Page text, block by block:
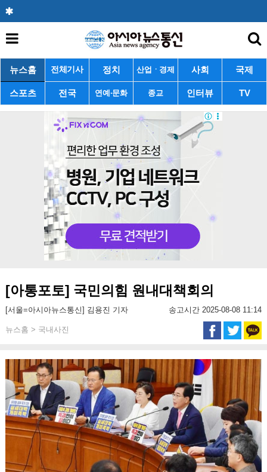
뉴스홈 전체기사 정치 산업ㆍ경제 사회 국제
스포츠 전국 연예·문화 종교 인터뷰 TV
[아통포토] 국민의힘 원내대책회의
[서울=아시아뉴스통신] 김용진 기자 송고시간 2025-08-08 11:14
뉴스홈 > 국내사진